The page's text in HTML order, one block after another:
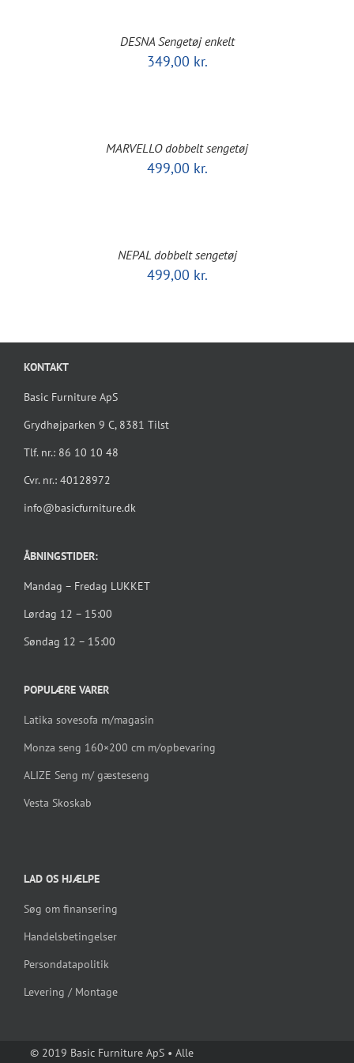
DESNA Sengetøj enkelt
349,00 kr.
MARVELLO dobbelt sengetøj
499,00 kr.
NEPAL dobbelt sengetøj
499,00 kr.
KONTAKT
Basic Furniture ApS
Grydhøjparken 9 C, 8381 Tilst
Tlf. nr.: 86 10 10 48
Cvr. nr.: 40128972
info@basicfurniture.dk
ÅBNINGSTIDER:
Mandag – Fredag LUKKET
Lørdag 12 – 15:00
Søndag 12 – 15:00
POPULÆRE VARER
Latika sovesofa m/magasin
Monza seng 160×200 cm m/opbevaring
ALIZE Seng m/ gæsteseng
Vesta Skoskab
LAD OS HJÆLPE
Søg om finansering
Handelsbetingelser
Persondatapolitik
Levering / Montage
© 2019 Basic Furniture ApS • Alle